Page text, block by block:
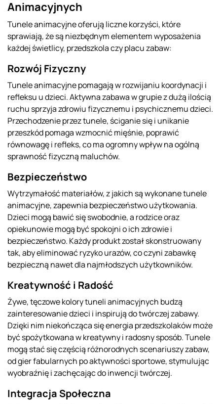
Animacyjnych
Tunele animacyjne oferują liczne korzyści, które
sprawiają, że są niezbędnym elementem wyposażenia
każdej świetlicy, przedszkola czy placu zabaw:
Rozwój Fizyczny
Tunele animacyjne pomagają w rozwijaniu koordynacji i
refleksu u dzieci. Aktywna zabawa w grupie z dużą ilością
ruchu sprzyja zdrowiu fizycznemu i psychicznemu dzieci.
Przechodzenie przez tunele, ściganie się i unikanie
przeszkód pomaga wzmocnić mięśnie, poprawić
równowagę i refleks, co ma ogromny wpływ na ogólną
sprawność fizyczną maluchów.
Bezpieczeństwo
Wytrzymałość materiałów, z jakich są wykonane tunele
animacyjne, zapewnia bezpieczeństwo użytkowania.
Dzieci mogą bawić się swobodnie, a rodzice oraz
opiekunowie mogą być spokojni o ich zdrowie i
bezpieczeństwo. Każdy produkt został skonstruowany
tak, aby eliminować ryzyko urazów, co czyni zabawkę
bezpieczną nawet dla najmłodszych użytkowników.
Kreatywność i Radość
Żywe, tęczowe kolory tuneli animacyjnych budzą
zainteresowanie dzieci i inspirują do twórczej zabawy.
Dzięki nim niekończąca się energia przedszkolaków może
być spożytkowana w kreatywny i radosny sposób. Tunele
mogą stać się częścią różnorodnych scenariuszy zabaw,
od gier fabularnych po aktywności sportowe, stymulując
wyobraźnię i zachęcając do inwencji twórczej.
Integracja Społeczna